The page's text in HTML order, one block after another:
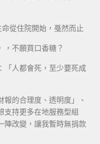
從住院開始，戞然而止
，不願買口香糖？
「人都會死，至少要死成
報的合理度、透明度」、
支持更多在地服務型組
陣改變，讓我暫時無捐款